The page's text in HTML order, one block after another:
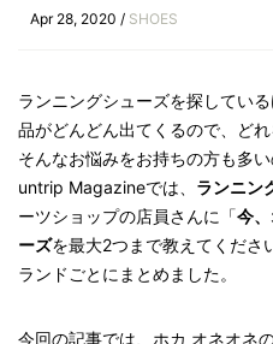
Apr 28, 2020 / SHOES
ランニングシューズを探してい
品がどんどん出てくるので、ど
そんなお悩みをお持ちの方も多
untrip Magazineでは、 ランニン
ーツショップの店員さんに「今
ーズを最大2つまで教えてくださ
ランドごとにまとめました。
今回の記事では、ホカ オネオネ